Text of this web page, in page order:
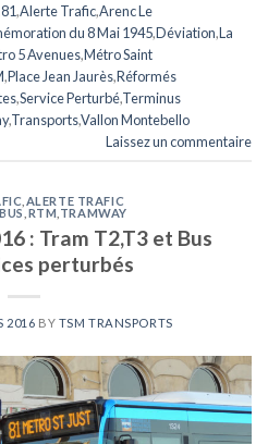
81,Alerte Trafic,Arenc Le
du 8 Mai 1945,Déviation,La
5 Avenues,Métro Saint
,Place Jean Jaurès,Réformés
,Service Perturbé,Terminus
,Transports,Vallon Montebello
Laissez un commentaire
ALERTE TRAFIC
BUS RTM TRAMWAY
: Tram T2,T3 et Bus
perturbés
2016 BY TSM TRANSPORTS